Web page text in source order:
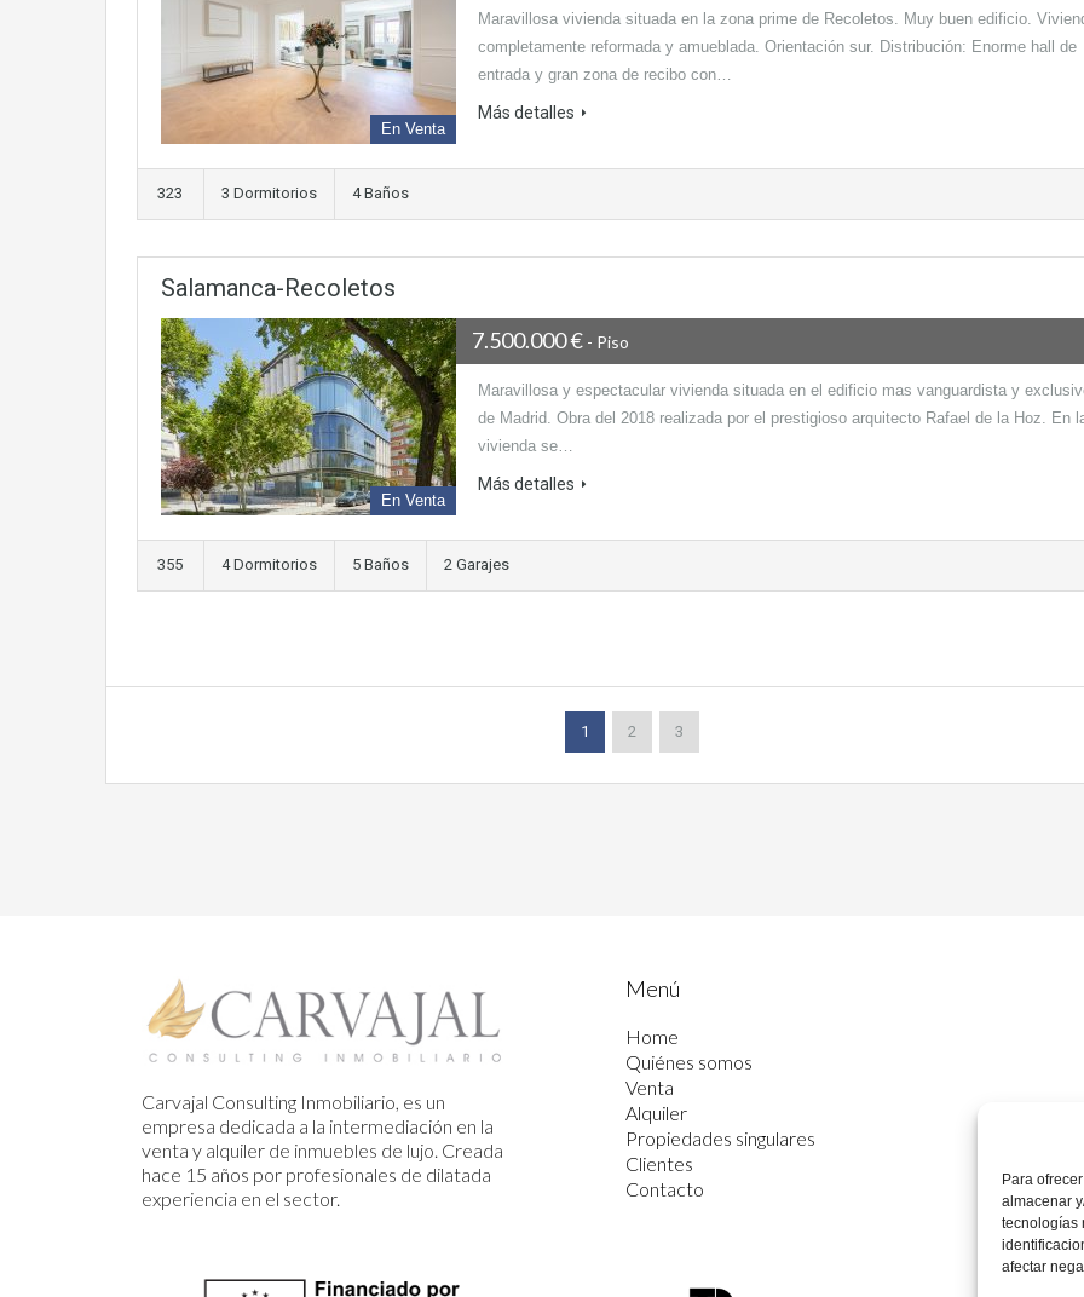
Para
almacenar
tecnologías
afectar
En Venta
Maravillosa vivienda situada en la zona prime de Recoletos. Muy buen edificio.
completamente reformada y amueblada. Orientación sur. Distribución: Enorme hall de
entrada y gran zona de recibo con…
Más detalles
323 3 Dormitorios 4 Baños
Salamanca-Recoletos
En Venta
7.500.000 € - Piso
Maravillosa y espectacular vivienda situada en el edificio mas vanguardista y
de Madrid. Obra del 2018 realizada por el prestigioso arquitecto Rafael de la Hoz. En
vivienda se…
Más detalles
355 4 Dormitorios 5 Baños 2 Garajes
1 2 3
Carvajal Consulting Inmobiliario, es un
empresa dedicada a la intermediación en la
venta y alquiler de inmuebles de lujo. Creada
hace 15 años por profesionales de dilatada
experiencia en el sector.
Menú
Home
Quiénes somos
Venta
Alquiler
Propiedades singulares
Clientes
Contacto